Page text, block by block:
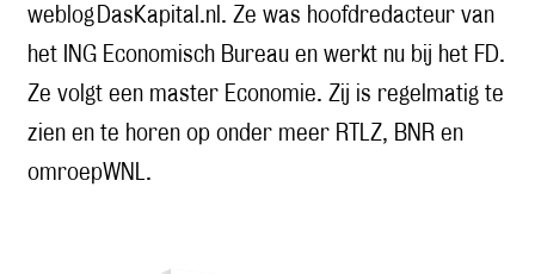
weblog DasKapital.nl . Ze was hoofdredacteur van
het ING Economisch Bureau en werkt nu bij het FD.
Ze volgt een master Economie. Zij is regelmatig te
zien en te horen op onder meer RTLZ, BNR en
omroepWNL.